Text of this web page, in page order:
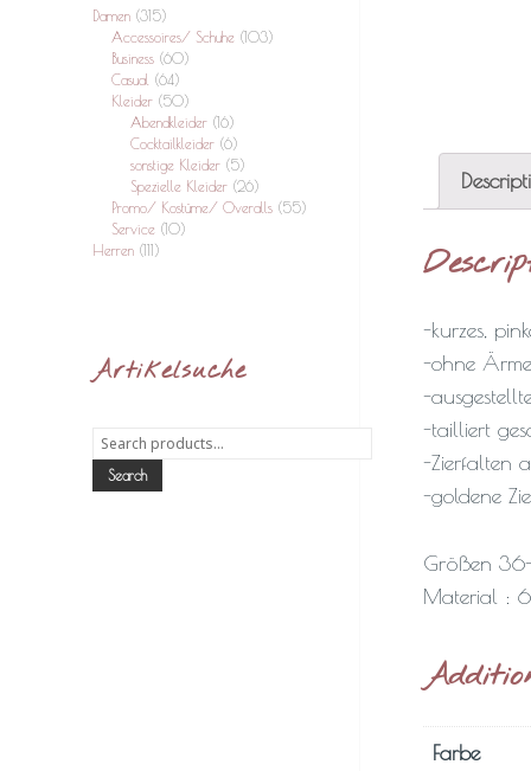
Damen (315)
Accessoires/ Schuhe (103)
Business (60)
Casual (64)
Kleider (50)
Abendkleider (16)
Cocktailkleider (6)
sonstige Kleider (5)
Spezielle Kleider (26)
Promo/ Kostüme/ Overalls (55)
Service (10)
Herren (111)
Artikelsuche
Search
for:
Search
-kurzes,
-ohne
-
-tailliert
-Zierfalten
-goldene
Größen
Material :
Farbe